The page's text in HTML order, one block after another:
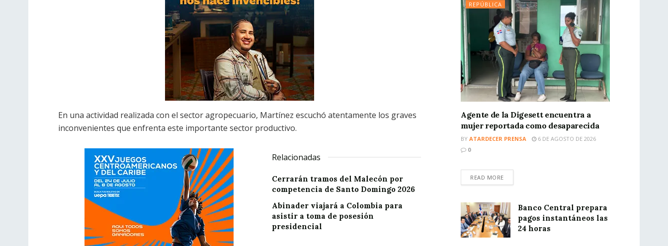
En una actividad realizada con el sector agropecuario, Martínez escuchó atentamente los graves
inconvenientes que enfrenta este importante sector productivo.
Relacionadas
Cerrarán tramos del Malecón por
competencia de Santo Domingo 2026
Abinader viajará a Colombia para
asistir a toma de posesión
presidencial
REPÚBLICA
Agente de la Digesett encuentra a
mujer reportada como desaparecida
BY ATARDECER PRENSA
6 DE AGOSTO DE 2026
0
READ MORE
Banco Central prepara
pagos instantáneos las
24 horas